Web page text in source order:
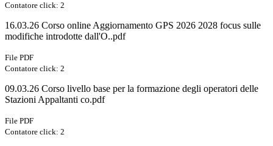
Contatore click: 2
16.03.26 Corso online Aggiornamento GPS 2026 2028 focus sulle
modifiche introdotte dall'O..pdf
File PDF
Contatore click: 2
09.03.26 Corso livello base per la formazione degli operatori delle
Stazioni Appaltanti co.pdf
File PDF
Contatore click: 2